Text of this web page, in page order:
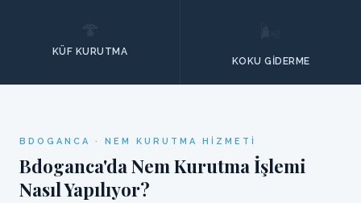
KÜF KURUTMA
KOKU GIDERME
BDOGANCA · NEM KURUTMA HIZMETI
Bdoganca'da Nem Kurutma İşlemi
Nasıl Yapılıyor?